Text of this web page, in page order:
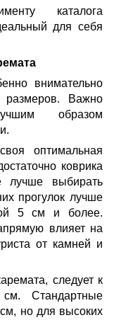
каталога
для себя
внимательно
Важно
образом
оптимальная
коврика
лучше выбирать
прогулок лучше
5 см и более.
влияет на
от камней и
следует к
Стандартные
но для высоких